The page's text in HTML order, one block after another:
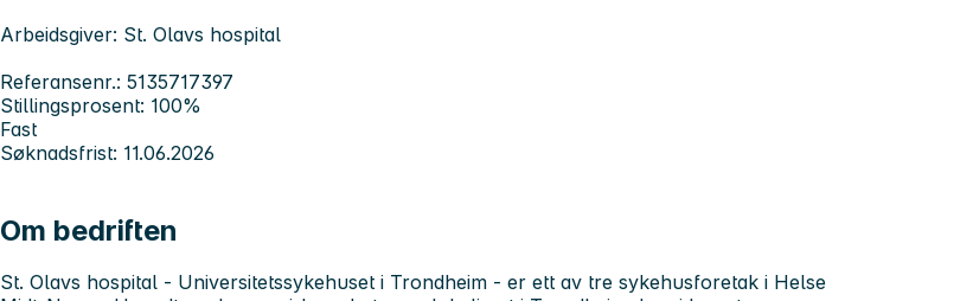
Arbeidsgiver: St. Olavs hospital
Referansenr.: 5135717397
Stillingsprosent: 100%
Fast
Søknadsfrist: 11.06.2026
Om bedriften
St. Olavs hospital - Universitetssykehuset i Trondheim - er ett av tre sykehusforetak i Helse